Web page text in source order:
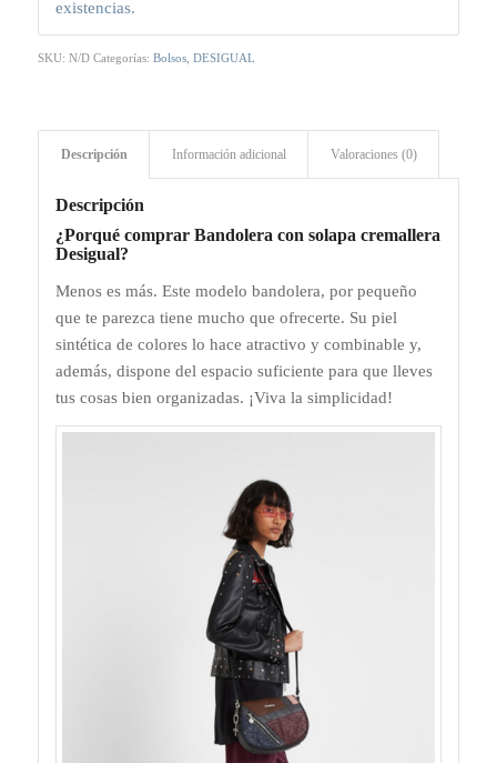
existencias.
SKU: N/D Categorías: Bolsos, DESIGUAL
Descripción Información adicional Valoraciones (0)
Descripción
¿Porqué comprar Bandolera con solapa cremallera
Desigual?
Menos es más. Este modelo bandolera, por pequeño
que te parezca tiene mucho que ofrecerte. Su piel
sintética de colores lo hace atractivo y combinable y,
además, dispone del espacio suficiente para que lleves
tus cosas bien organizadas. ¡Viva la simplicidad!